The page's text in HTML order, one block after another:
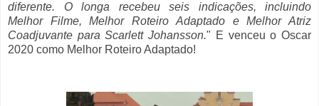
diferente. O longa recebeu seis indicações, incluindo
Melhor Filme, Melhor Roteiro Adaptado e Melhor Atriz
Coadjuvante para Scarlett Johansson." E venceu o Oscar
2020 como Melhor Roteiro Adaptado!